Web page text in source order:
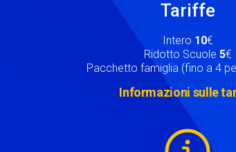
Tariffe
Intero 10€
Ridotto Scuole 5€
Pacchetto famiglia (fino a 4
Informazioni sulle